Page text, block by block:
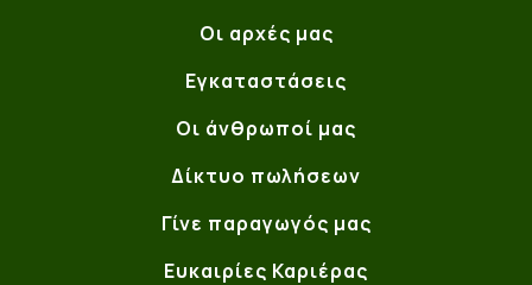
Οι αρχές μας
Εγκαταστάσεις
Οι άνθρωποί μας
Δίκτυο πωλήσεων
Γίνε παραγωγός μας
Ευκαιρίες Καριέρας